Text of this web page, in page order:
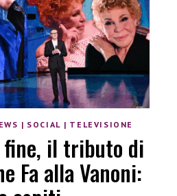
| SOCIAL | TELEVISIONE
fine, il tributo di
Fa alla Vanoni: